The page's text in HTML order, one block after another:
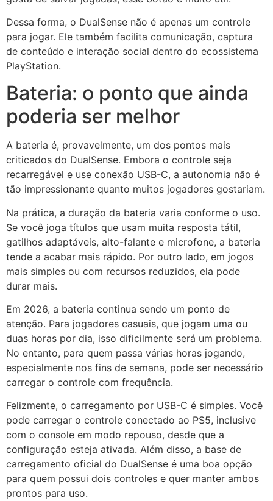
Dessa forma, o DualSense não é apenas um controle
para jogar. Ele também facilita comunicação, captura
de conteúdo e interação social dentro do ecossistema
PlayStation.
Bateria: o ponto que ainda
poderia ser melhor
A bateria é, provavelmente, um dos pontos mais
criticados do DualSense. Embora o controle seja
recarregável e use conexão USB-C, a autonomia não é
tão impressionante quanto muitos jogadores gostariam.
Na prática, a duração da bateria varia conforme o uso.
Se você joga títulos que usam muita resposta tátil,
gatilhos adaptáveis, alto-falante e microfone, a bateria
tende a acabar mais rápido. Por outro lado, em jogos
mais simples ou com recursos reduzidos, ela pode
durar mais.
Em 2026, a bateria continua sendo um ponto de
atenção. Para jogadores casuais, que jogam uma ou
duas horas por dia, isso dificilmente será um problema.
No entanto, para quem passa várias horas jogando,
especialmente nos fins de semana, pode ser necessário
carregar o controle com frequência.
Felizmente, o carregamento por USB-C é simples. Você
pode carregar o controle conectado ao PS5, inclusive
com o console em modo repouso, desde que a
configuração esteja ativada. Além disso, a base de
carregamento oficial do DualSense é uma boa opção
para quem possui dois controles e quer manter ambos
prontos para uso.